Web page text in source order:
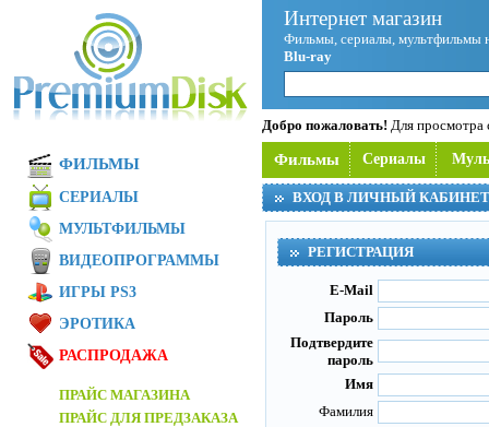
Интернет магазин
Фильмы, сериалы, мультфильмы
Blu-ray
Добро пожаловать! Для просмотра
Фильмы Сериалы
ВХОД В ЛИЧНЫЙ КАБИНЕТ
РЕГИСТРАЦИЯ
E-Mail
Пароль
Подтвердите
пароль
Имя
Фамилия
ФИЛЬМЫ
СЕРИАЛЫ
МУЛЬТФИЛЬМЫ
ВИДЕОПРОГРАММЫ
ИГРЫ PS3
ЭРОТИКА
РАСПРОДАЖА
ПРАЙС МАГАЗИНА
ПРАЙС ДЛЯ ПРЕДЗАКАЗА